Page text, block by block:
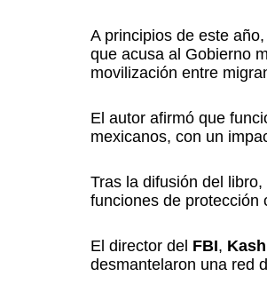
A principios de este
que acusa al Gobierno
movilización entre
El autor afirmó que
mexicanos, con un
Tras la difusión del
funciones de protección
El director del FBI,
desmantelaron una red